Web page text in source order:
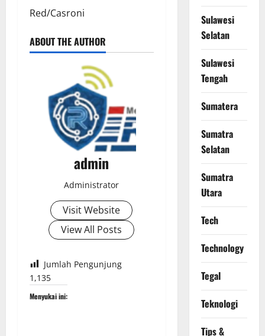
Red/Casroni
ABOUT THE AUTHOR
admin
Administrator
Visit Website
View All Posts
Jumlah Pengunjung
1,135
Menyukai ini:
Sulawesi
Selatan
Sulawesi
Tengah
Sumatera
Sumatra
Selatan
Sumatra
Utara
Tech
Technology
Tegal
Teknologi
Tips &